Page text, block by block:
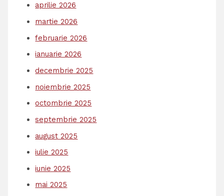
aprilie 2026
martie 2026
februarie 2026
ianuarie 2026
decembrie 2025
noiembrie 2025
octombrie 2025
septembrie 2025
august 2025
iulie 2025
iunie 2025
mai 2025